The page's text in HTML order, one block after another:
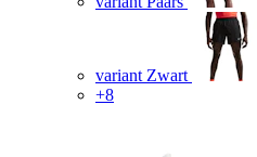
variant Zwart
+8